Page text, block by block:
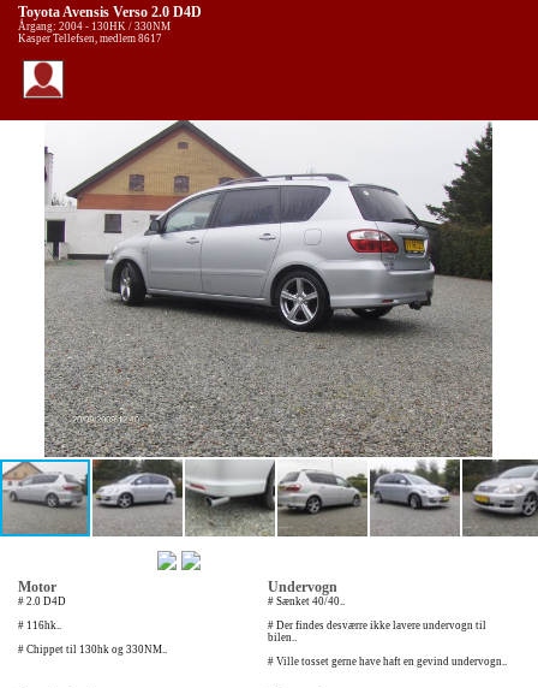
Toyota Avensis Verso 2.0 D4D
Årgang: 2004 - 130HK / 330NM
Kasper Tellefsen, medlem 8617
Motor
# 2.0 D4D
# 116hk..
# Chippet til 130hk og 330NM..
Undervogn
# Sænket 40/40..
# Der findes desværre ikke lavere undervogn til
bilen..
# Ville tosset gerne have haft en gevind undervogn..